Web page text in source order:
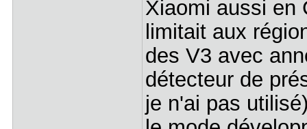
Xiaomi aussi en
limitait aux
des V3 avec
détecteur de
je n'ai pas